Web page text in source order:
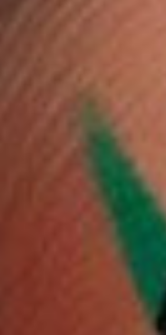
شيجلام باونس بوتي